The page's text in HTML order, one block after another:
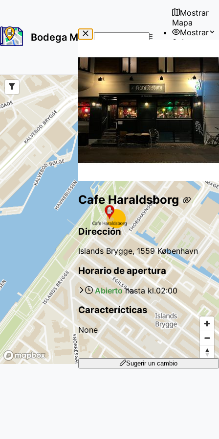
Bodega Map
results
found
Mostrar
Mapa
Mostrar
Sobre
Usuario
Cafe Haraldsborg
Dirección
Islands Brygge, 1559 København
Horario de apertura
Abiertohasta kl.02:00
Caracterícticas
None
Sugerir un cambio